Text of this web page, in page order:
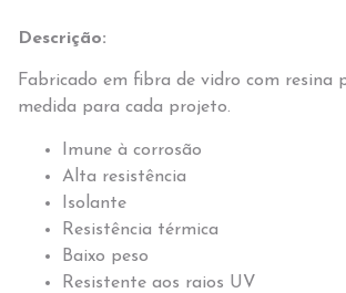
Descrição:
Fabricado em fibra de vidro com resina
medida para cada projeto.
Imune à corrosão
Alta resistência
Isolante
Resistência térmica
Baixo peso
Resistente aos raios UV